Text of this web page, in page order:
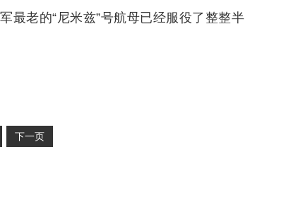
最老的“尼米兹”号航母已经服役了整整半
下一页